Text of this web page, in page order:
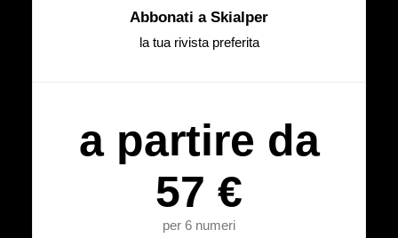
Abbonati a Skialper
la tua rivista preferita
a partire da
57 €
per 6 numeri